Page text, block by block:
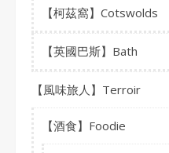
【柯茲窩】Cotswolds
【英國巴斯】Bath
【風味旅人】Terroir
【酒食】Foodie